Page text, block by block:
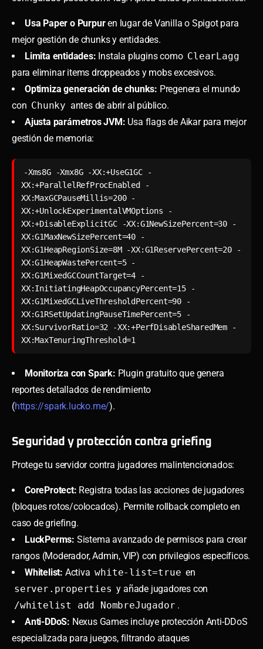
Usa Paper o Purpuren lugar de Vanilla o Spigot para
mejor gestión de chunks y entidades.
Limita entidades: Instala plugins como ClearLagg
para eliminar items droppeados y mobs excesivos.
Optimiza generación de chunks: Pregenera el mundo
con Chunky antes de abrir al público.
Ajusta parámetros JVM: Usa flags de Aikar para mejor
gestión de memoria:
-Xms8G -Xmx8G -XX:+UseG1GC -
XX:+ParallelRefProcEnabled -
XX:MaxGCPauseMillis=200 -
XX:+UnlockExperimentalVMOptions -
XX:+DisableExplicitGC -XX:G1NewSizePercent=30 -
XX:G1MaxNewSizePercent=40 -
XX:G1HeapRegionSize=8M -XX:G1ReservePercent=20 -
XX:G1HeapWastePercent=5 -
XX:G1MixedGCCountTarget=4 -
XX:InitiatingHeapOccupancyPercent=15 -
XX:G1MixedGCLiveThresholdPercent=90 -
XX:G1RSetUpdatingPauseTimePercent=5 -
XX:SurvivorRatio=32 -XX:+PerfDisableSharedMem -
XX:MaxTenuringThreshold=1
Monitoriza con Spark: Plugin gratuito que genera
reportes detallados de rendimiento
(https://spark.lucko.me/).
Seguridad y protección contra griefing
Protege tu servidor contra jugadores malintencionados:
CoreProtect: Registra todas las acciones de jugadores
(bloques rotos/colocados). Permite rollback completo en
caso de griefing.
LuckPerms: Sistema avanzado de permisos para crear
rangos (Moderador, Admin, VIP) con privilegios específicos.
Whitelist: Activa white-list=true en
server.properties y añade jugadores con
/whitelist add NombreJugador .
Anti-DDoS: Nexus Games incluye protección Anti-DDoS
especializada para juegos, filtrando ataques